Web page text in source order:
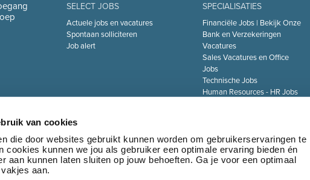
van cookies
die door websites gebruikt kunnen worden om gebruikerservaringen te
cookies kunnen we jou als gebruiker een optimale ervaring bieden én
aan kunnen laten sluiten op jouw behoeften. Ga je voor een optimaal
aan.
SELECT JOBS
Actuele jobs en vacatures
Spontaan solliciteren
Job alert
SPECIALISATIES
Financiële Jobs | Bekijk Onze
Bank en Verzekeringen
Vacatures
Sales Vacatures en Office
Jobs
Technische Jobs
Human Resources - HR Jobs
Transport & Logistiek Jobs
Marketing & communicatie
Jobs